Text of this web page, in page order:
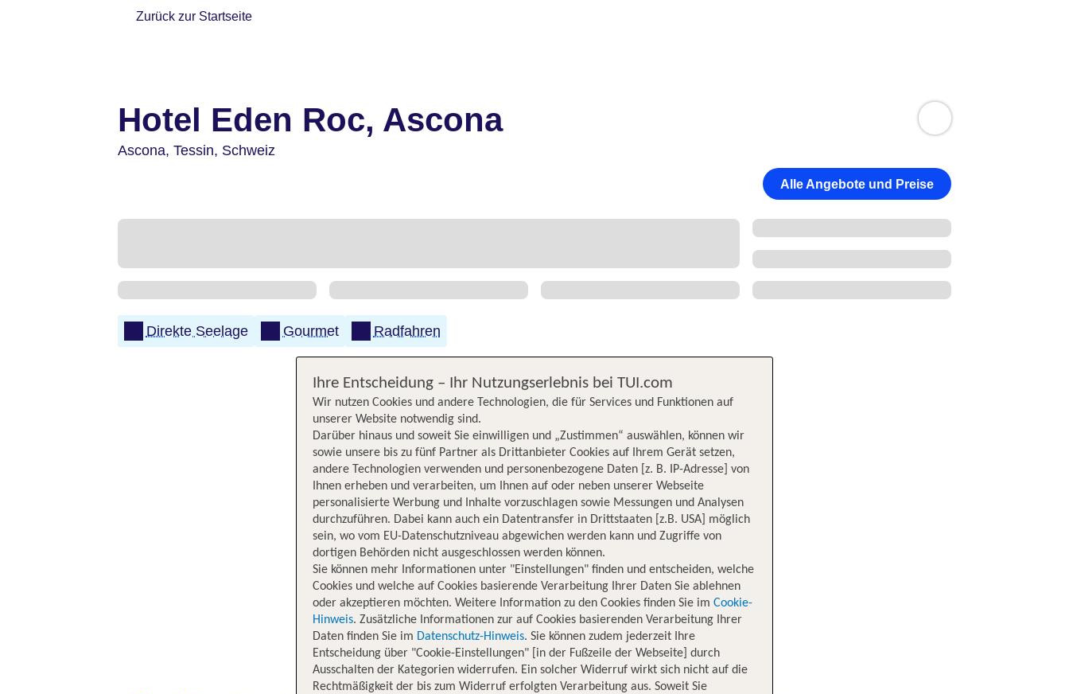
Zurück zur Startseite
Hotel Eden Roc, Ascona
Ascona, Tessin, Schweiz
Alle Angebote und Preise
Direkte Seelage Gourmet Radfahren
Ihre Entscheidung – Ihr Nutzungserlebnis bei TUI.com
Wir nutzen Cookies und andere Technologien, die für Services und Funktionen auf
unserer Website notwendig sind.
Darüber hinaus und soweit Sie einwilligen und „Zustimmen“ auswählen, können wir
sowie unsere bis zu fünf Partner als Drittanbieter Cookies auf Ihrem Gerät setzen,
andere Technologien verwenden und personenbezogene Daten [z. B. IP-Adresse] von
Ihnen erheben und verarbeiten, um Ihnen auf oder neben unserer Webseite
personalisierte Werbung und Inhalte vorzuschlagen sowie Messungen und Analysen
durchzuführen. Dabei kann auch ein Datentransfer in Drittstaaten [z.B. USA] möglich
sein, wo vom EU-Datenschutzniveau abgewichen werden kann und Zugriffe von
dortigen Behörden nicht ausgeschlossen werden können.
Sie können mehr Informationen unter "Einstellungen" finden und entscheiden, welche
Cookies und welche auf Cookies basierende Verarbeitung Ihrer Daten Sie ablehnen
oder akzeptieren möchten. Weitere Information zu den Cookies finden Sie im Cookie-
Hinweis. Zusätzliche Informationen zur auf Cookies basierenden Verarbeitung Ihrer
Daten finden Sie im Datenschutz-Hinweis. Sie können zudem jederzeit Ihre
Entscheidung über "Cookie-Einstellungen" [in der Fußzeile der Webseite] durch
Ausschalten der Kategorien widerrufen. Ein solcher Widerruf wirkt sich nicht auf die
Rechtmäßigkeit der bis zum Widerruf erfolgten Verarbeitung aus. Soweit Sie